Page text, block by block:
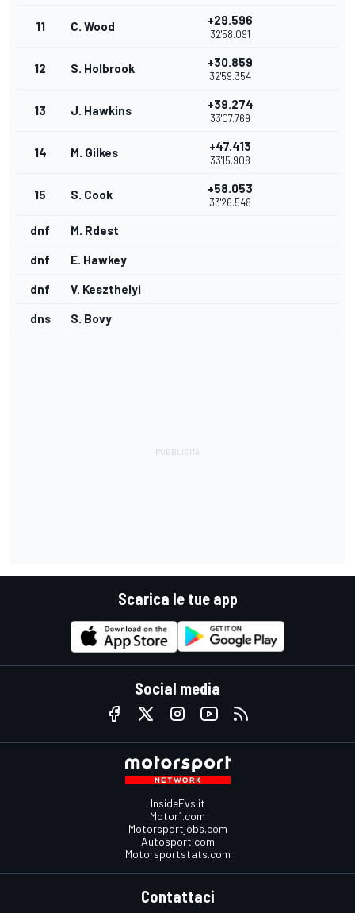
11 C. Wood +29.596
32'58.091
12 S. Holbrook +30.859
32'59.354
13 J. Hawkins +39.274
33'07.769
14 M. Gilkes +47.413
33'15.908
15 S. Cook +58.053
33'26.548
dnf M. Rdest
dnf E. Hawkey
dnf V. Keszthelyi
dns S. Bovy
Scarica le tue app
Social media
InsideEvs.it
Motor1.com
Motorsportjobs.com
Autosport.com
Motorsportstats.com
Contattaci